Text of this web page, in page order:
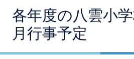
各年度の八雲小
月行事予定